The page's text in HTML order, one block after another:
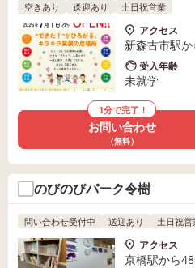
空きあり 送迎あり 土日祝営業
アクセス
新森古市駅
受入年齢
未就学
1分で完了！
お問い合わせ
（無料）
のびのびパーク令樹
問い合わせ受付中 送迎あり 土日祝営
アクセス
京橋駅から